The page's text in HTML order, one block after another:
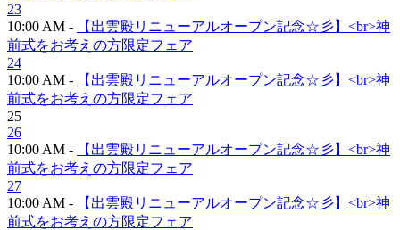
23
10:00 AM -
【出雲殿リニューアルオープン記念☆彡】<br>神
前式をお考えの方限定フェア
24
10:00 AM -
【出雲殿リニューアルオープン記念☆彡】<br>神
前式をお考えの方限定フェア
25
26
10:00 AM -
【出雲殿リニューアルオープン記念☆彡】<br>神
前式をお考えの方限定フェア
27
10:00 AM -
【出雲殿リニューアルオープン記念☆彡】<br>神
前式をお考えの方限定フェア